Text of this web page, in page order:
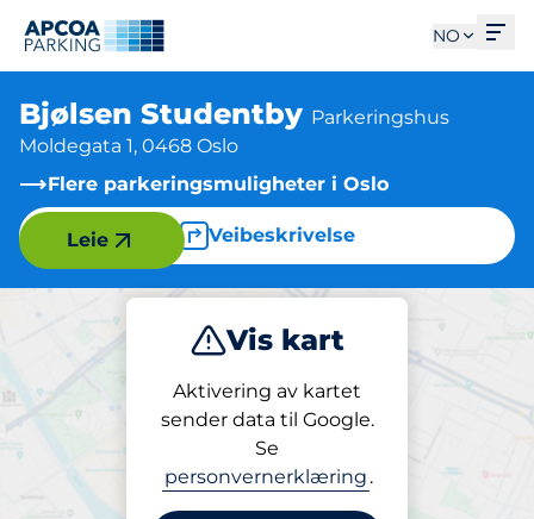
NO
Bjølsen Studentby Parkeringshus
Moldegata 1, 0468 Oslo
Flere parkeringsmuligheter i Oslo
Veibeskrivelse
Vis kart
Aktivering av kartet
sender data til Google.
Se
personvernerklæring .
Leie
Lading
Parkering
Bjølsen Studentby